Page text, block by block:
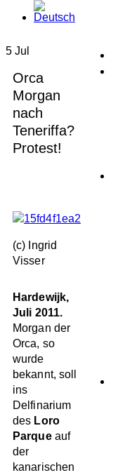
5 Jul
Orca
Morgan
nach
Teneriffa?
Protest!
(c) Ingrid
Visser
Hardewijk,
Juli 2011.
Morgan der
Orca, so
wurde
bekannt, soll
ins
Delfinarium
des Loro
Parqueauf
der
kanarischen